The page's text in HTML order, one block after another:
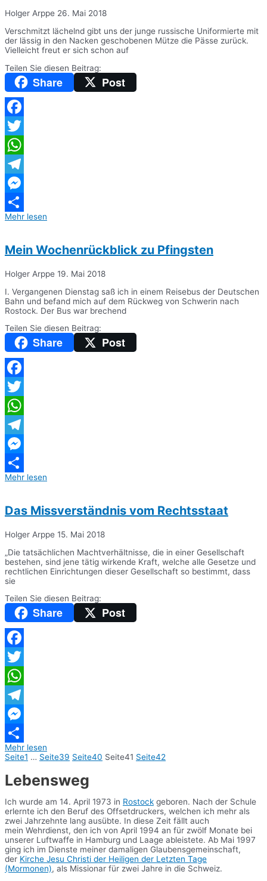
Holger Arppe 26. Mai 2018
Verschmitzt lächelnd gibt uns der junge russische Uniformierte mit
der lässig in den Nacken geschobenen Mütze die Pässe zurück.
Vielleicht freut er sich schon auf
Teilen Sie diesen Beitrag:
Share Post
Facebook
Twitter
WhatsApp
Telegram
Messenger
Teilen
Mehr lesen
Mein Wochenrückblick zu Pfingsten
Holger Arppe 19. Mai 2018
I. Vergangenen Dienstag saß ich in einem Reisebus der Deutschen
Bahn und befand mich auf dem Rückweg von Schwerin nach
Rostock. Der Bus war brechend
Teilen Sie diesen Beitrag:
Share Post
Facebook
Twitter
WhatsApp
Telegram
Messenger
Teilen
Mehr lesen
Das Missverständnis vom Rechtsstaat
Holger Arppe 15. Mai 2018
„Die tatsächlichen Machtverhältnisse, die in einer Gesellschaft
bestehen, sind jene tätig wirkende Kraft, welche alle Gesetze und
rechtlichen Einrichtungen dieser Gesellschaft so bestimmt, dass
sie
Teilen Sie diesen Beitrag:
Share Post
Facebook
Twitter
WhatsApp
Telegram
Messenger
Teilen
Mehr lesen
Seite1 … Seite39 Seite40 Seite41 Seite42
Lebensweg
Ich wurde am 14. April 1973 in Rostock geboren. Nach der Schule
erlernte ich den Beruf des Offsetdruckers, welchen ich mehr als
zwei Jahrzehnte lang ausübte. In diese Zeit fällt auch
mein Wehrdienst, den ich von April 1994 an für zwölf Monate bei
unserer Luftwaffe in Hamburg und Laage ableistete. Ab Mai 1997
ging ich im Dienste meiner damaligen Glaubensgemeinschaft,
der Kirche Jesu Christi der Heiligen der Letzten Tage
(Mormonen), als Missionar für zwei Jahre in die Schweiz.